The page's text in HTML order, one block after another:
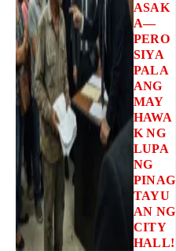
ASAK
A—
PERO
SIYA
PALA
ANG
MAY
HAWA
K NG
LUPA
NG
PINAG
TAYU
AN NG
CITY
HALL!